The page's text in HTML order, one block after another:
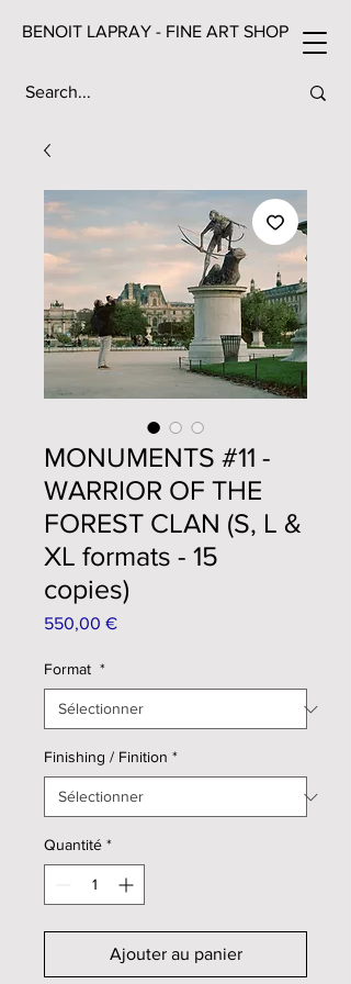
BENOIT LAPRAY - FINE ART SHOP
MONUMENTS #11 -
WARRIOR OF THE
FOREST CLAN (S, L &
XL formats - 15
copies)
550,00 €Prix
Format *
Finishing / Finition *
Quantité *
Ajouter au panier